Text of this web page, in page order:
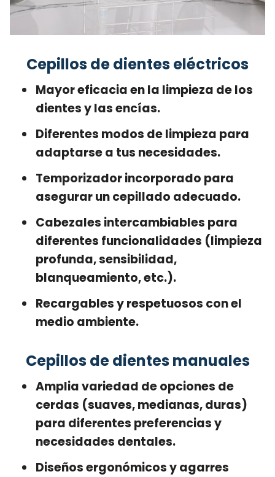
Cepillos de dientes eléctricos
Mayor eficacia en la limpieza de los
dientes y las encías.
Diferentes modos de limpieza para
adaptarse a tus necesidades.
Temporizador incorporado para
asegurar un cepillado adecuado.
Cabezales intercambiables para
diferentes funcionalidades (limpieza
profunda, sensibilidad,
blanqueamiento, etc.).
Recargables y respetuosos con el
medio ambiente.
Cepillos de dientes manuales
Amplia variedad de opciones de
cerdas (suaves, medianas, duras)
para diferentes preferencias y
necesidades dentales.
Diseños ergonómicos y agarres